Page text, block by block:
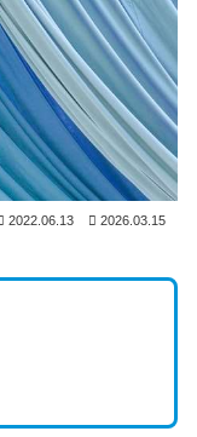
2022.06.13 2026.03.15